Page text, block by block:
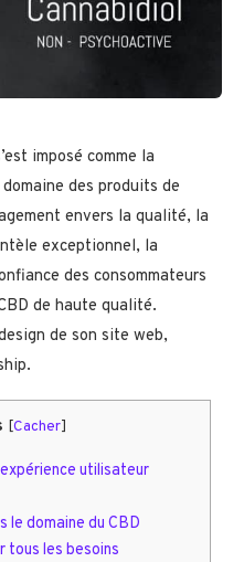
imposé comme la
des produits de
envers la qualité, la
exceptionnel, la
des consommateurs
de haute qualité.
de son site web,
[Cacher]
utilisateur
le domaine du CBD
tous les besoins